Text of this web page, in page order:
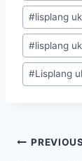
#lisplang
#lisplang
#Lisplang